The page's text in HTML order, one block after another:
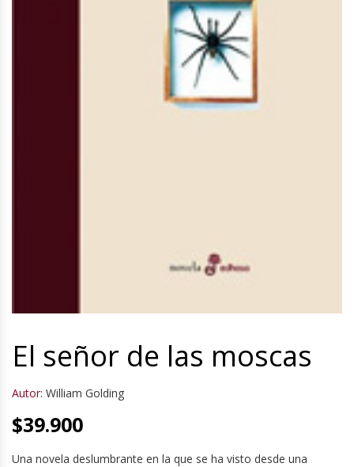
El señor de las moscas
Autor: William Golding
$39.900
Una novela deslumbrante en la que se ha visto desde una